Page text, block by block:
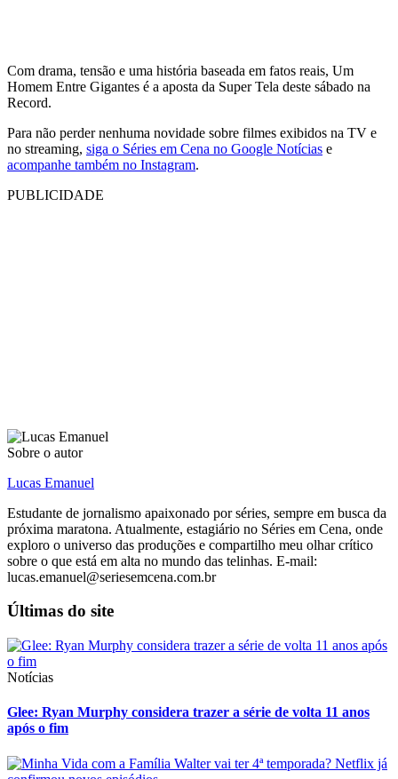
Com drama, tensão e uma história baseada em fatos reais, Um
Homem Entre Gigantes é a aposta da Super Tela deste sábado na
Record.
Para não perder nenhuma novidade sobre filmes exibidos na TV e
no streaming, siga o Séries em Cena no Google Notícias e
acompanhe também no Instagram.
PUBLICIDADE
Sobre o autor
Lucas Emanuel
Estudante de jornalismo apaixonado por séries, sempre em busca da
próxima maratona. Atualmente, estagiário no Séries em Cena, onde
exploro o universo das produções e compartilho meu olhar crítico
sobre o que está em alta no mundo das telinhas. E-mail:
lucas.emanuel@seriesemcena.com.br
Últimas do site
Notícias
Glee: Ryan Murphy considera trazer a série de volta 11 anos
após o fim